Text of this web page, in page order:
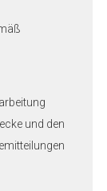
und den